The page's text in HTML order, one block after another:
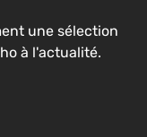
une sélection
à l'actualité.